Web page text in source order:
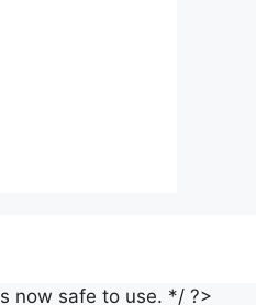
now safe to use. */ ?>